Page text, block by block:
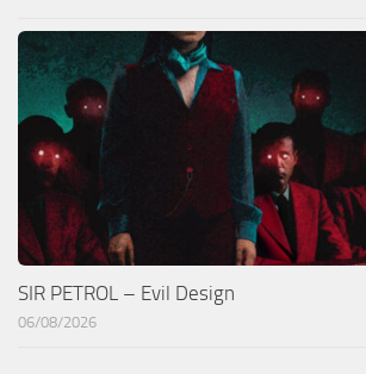
SIR PETROL – Evil Design
06/08/2026